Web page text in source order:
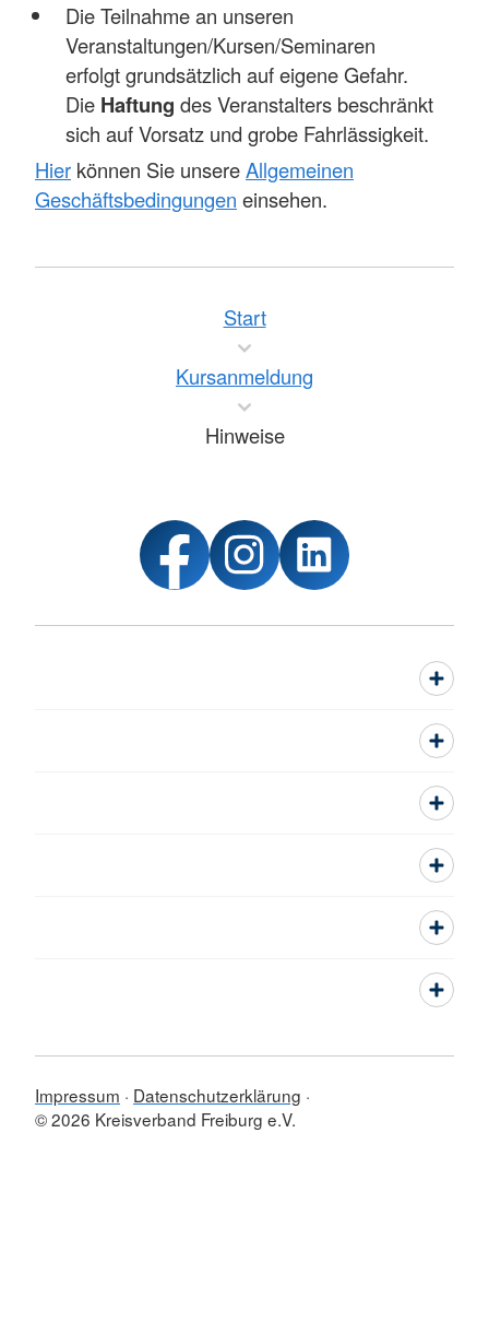
Die Teilnahme an unseren
Veranstaltungen/Kursen/Seminaren
erfolgt grundsätzlich auf eigene Gefahr.
Die Haftung des Veranstalters beschränkt
sich auf Vorsatz und grobe Fahrlässigkeit.
Hier können Sie unsereAllgemeinen
Geschäftsbedingungen einsehen.
Start
Kursanmeldung
Hinweise
Impressum
Datenschutzerklärung
© 2026 Kreisverband Freiburg e.V.